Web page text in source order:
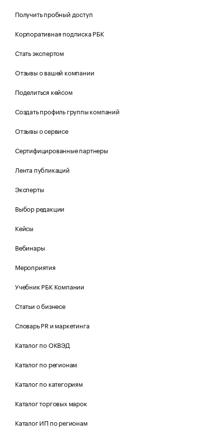
Получить пробный доступ
Корпоративная подписка РБК
Стать экспертом
Отзывы о вашей компании
Поделиться кейсом
Создать профиль группы компаний
Отзывы о сервисе
Сертифицированные партнеры
Лента публикаций
Эксперты
Выбор редакции
Кейсы
Вебинары
Мероприятия
Учебник РБК Компании
Статьи о бизнесе
Словарь PR и маркетинга
Каталог по ОКВЭД
Каталог по регионам
Каталог по категориям
Каталог торговых марок
Каталог ИП по регионам